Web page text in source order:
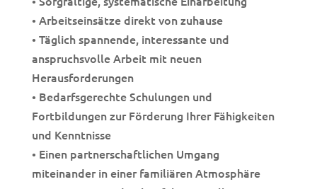
• Arbeitseinsätze direkt von zuhause
• Täglich spannende, interessante und
anspruchsvolle Arbeit mit neuen
Herausforderungen
• Bedarfsgerechte Schulungen und
Fortbildungen zur Förderung Ihrer Fähigkeiten
und Kenntnisse
• Einen partnerschaftlichen Umgang
miteinander in einer familiären Atmosphäre